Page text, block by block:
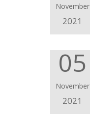
November
2021
05
November
2021